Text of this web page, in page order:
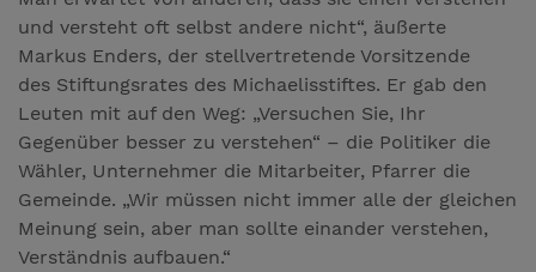
und versteht oft selbst andere nicht“, äußerte
Markus Enders, der stellvertretende Vorsitzende
des Stiftungsrates des Michaelisstiftes. Er gab den
Leuten mit auf den Weg: „Versuchen Sie, Ihr
Gegenüber besser zu verstehen“ – die Politiker die
Wähler, Unternehmer die Mitarbeiter, Pfarrer die
Gemeinde. „Wir müssen nicht immer alle der gleichen
Meinung sein, aber man sollte einander verstehen,
Verständnis aufbauen.“